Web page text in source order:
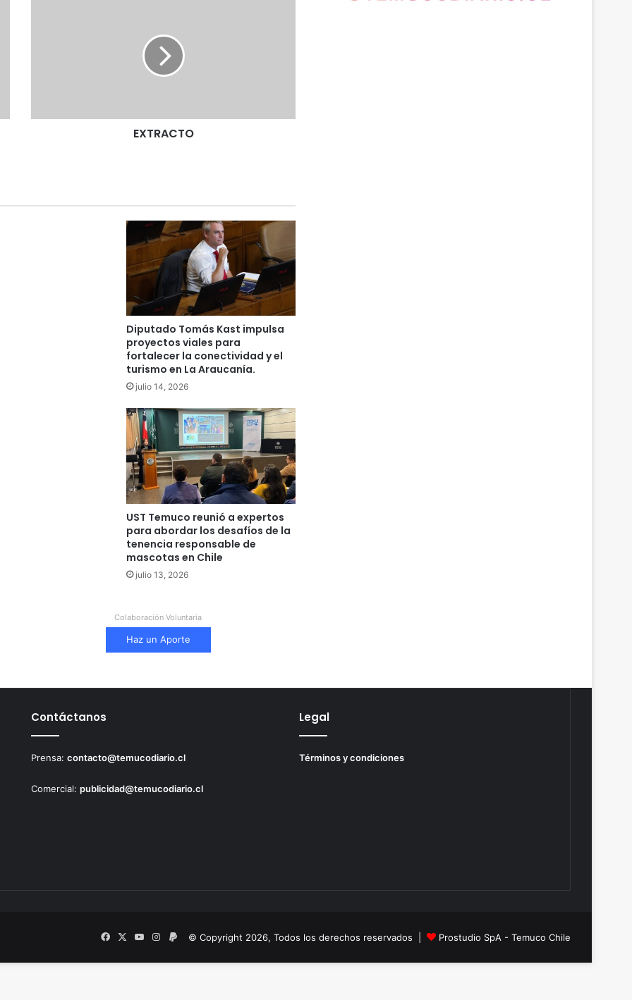
EXTRACTO
Diputado Tomás Kast impulsa
proyectos viales para
fortalecer la conectividad y el
turismo en La Araucanía.
julio 14, 2026
UST Temuco reunió a expertos
para abordar los desafíos de la
tenencia responsable de
mascotas en Chile
julio 13, 2026
Colaboración Voluntaria
Haz un Aporte
Contáctanos
Prensa:contacto@temucodiario.cl
Comercial:publicidad@temucodiario.cl
Legal
Términos y condiciones
© Copyright 2026, Todos los derechos reservados | Prostudio SpA - Temuco Chile
FacebookYouTubeInstagram
PayPal